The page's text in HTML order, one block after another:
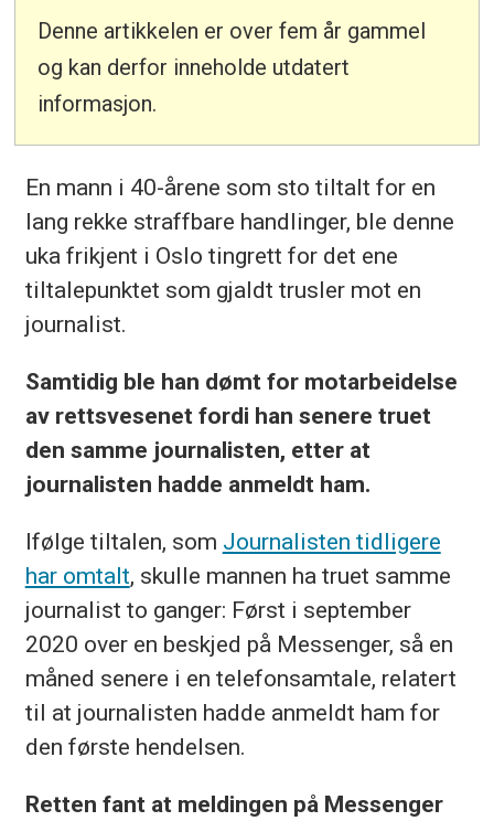
Denne artikkelen er over fem år gammel
og kan derfor inneholde utdatert
informasjon.
En mann i 40-årene som sto tiltalt for en
lang rekke straffbare handlinger, ble denne
uka frikjent i Oslo tingrett for det ene
tiltalepunktet som gjaldt trusler mot en
journalist.
Samtidig ble han dømt for motarbeidelse
av rettsvesenet fordi han senere truet
den samme journalisten, etter at
journalisten hadde anmeldt ham.
Ifølge tiltalen, som Journalisten tidligere
har omtalt, skulle mannen ha truet samme
journalist to ganger: Først i september
2020 over en beskjed på Messenger, så en
måned senere i en telefonsamtale, relatert
til at journalisten hadde anmeldt ham for
den første hendelsen.
Retten fant at meldingen på Messenger